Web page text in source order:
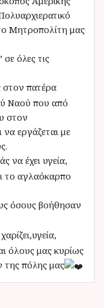
Μητροπολίτη μας
όλες τις
πατέρα
Ναού που από
στον
να εργάζεται με
να έχει υγεία,
το αγλαόκαρπο
όσους βοήθησαν
όλους μας κυρίως
της πόλης μας